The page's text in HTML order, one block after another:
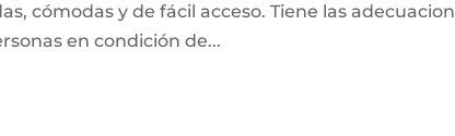
cómodas y de fácil acceso. Tiene las
en condición de...